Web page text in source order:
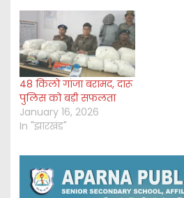
48 किलो गांजा बरामद, दारू
पुलिस को बड़ी सफलता
January 16, 2026
In "झारखंड"